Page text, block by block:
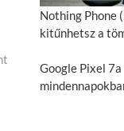
Nothing Phone
kitűnhetsz a
Google Pixel